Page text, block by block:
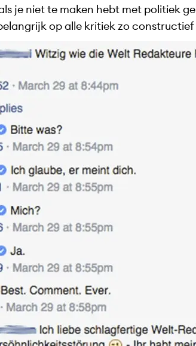
je niet te maken hebt met politiek
op alle kritiek zo